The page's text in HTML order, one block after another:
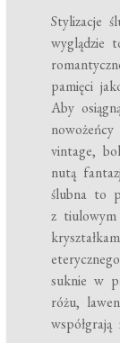
Stylizacje
wyglądzie
pamięci
Aby
vintage,
nutą
ślubna to
z tiulowym
suknie w
różu,